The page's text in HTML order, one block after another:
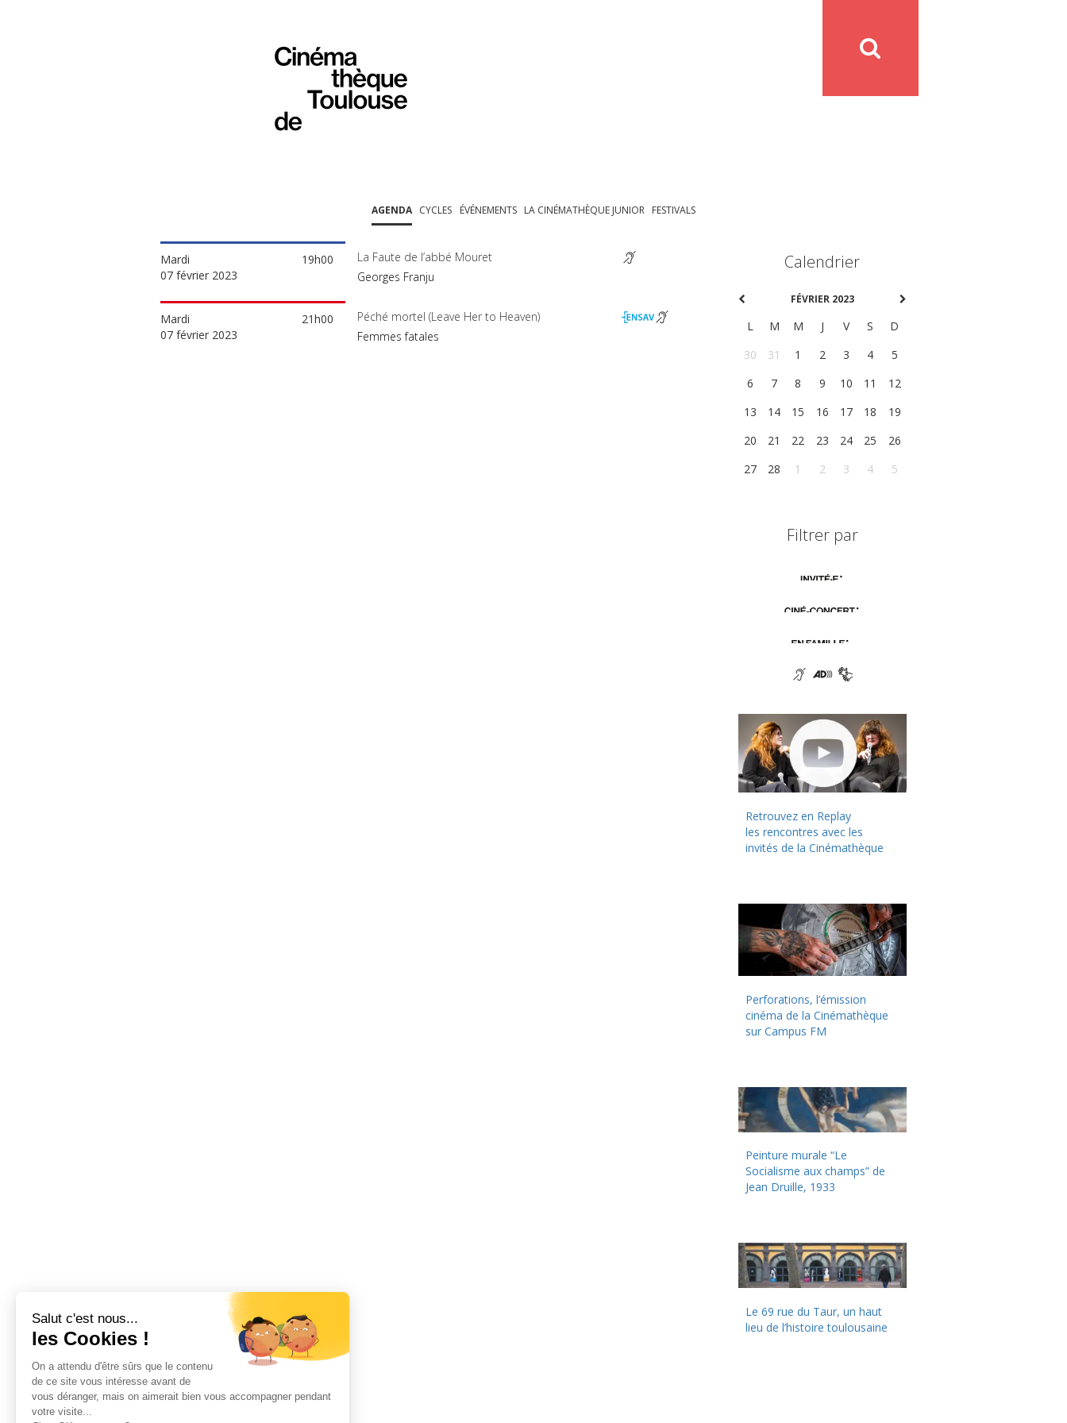
AGENDA CYCLES ÉVÉNEMENTS LA CINÉMATHÈQUE JUNIOR FESTIVALS
19h00
Mardi
07 février 2023
La Faute de l’abbé Mouret
Georges Franju
21h00
Mardi
07 février 2023
Péché mortel (Leave Her to Heaven)
Femmes fatales
Calendrier
FÉVRIER 2023
L M M J V S
D
30
31 1 2 3 4
5
6
7 8 9 10 11
12
13
14 15 16 17 18
19
20
21 22 23 24 25
26
27
28 1 2 3 4 5
Filtrer par
Retrouvez en Replay
les rencontres avec les
invités de la Cinémathèque
Perforations, l’émission
cinéma de la Cinémathèque
sur Campus FM
Peinture murale “Le
Socialisme aux champs” de
Jean Druille, 1933
Le 69 rue du Taur, un haut
lieu de l’histoire toulousaine